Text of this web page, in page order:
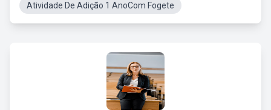
Atividade De Adição 1 AnoCom Fogete